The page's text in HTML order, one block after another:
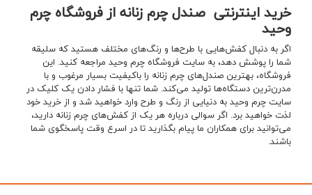
خرید اینترنتی صندل چرم زنانه از فروشگاه چرم
وحید
اگر به دنبال کفش‌هایی با طرح‌ها و رنگ‌های مختلف هستید که سلیقه
شما را پوشش دهد، به سایت فروشگاه چرم وحید مراجعه کنید. این
فروشگاه، بهترین صندل‌های چرم زنانه را باکیفیت بسیار مرغوب و با
مدرن‌ترین دستگاه‌ها تولید می‌کند. شما تنها با فشار دادن یک کلیک در
سایت چرم وحید به دنیایی از رنگ و طرح وارد خواهید شد و از خرید خود
لذت خواهید برد. اگر سوالی درباره هر یک از کفش‌های چرم زنانه دارید،
می‌توانید برای همکاران ما پیام بگذارید تا در اسرع وقت پاسخگوی شما
باشند.